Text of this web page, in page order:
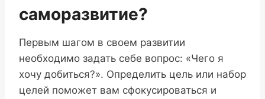
саморазвитие?
Первым шагом в своем развитии
необходимо задать себе вопрос: «Чего я
хочу добиться?». Определить цель или набор
целей поможет вам сфокусироваться и